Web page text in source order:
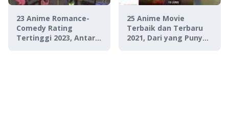
23 Anime Romance-
Comedy Rating
Tertinggi 2023, Antara
25 Anime Movie
Terbaik dan Terbaru
2021, Dari yang Punya